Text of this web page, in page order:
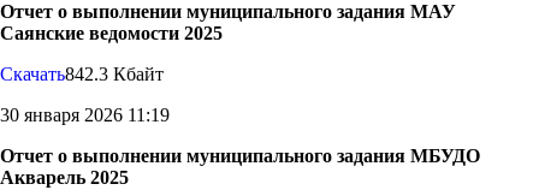
Отчет о выполнении муниципального задания МАУ
Саянские ведомости 2025
Скачать842.3 Кбайт
30 января 2026 11:19
Отчет о выполнении муниципального задания МБУДО
Акварель 2025